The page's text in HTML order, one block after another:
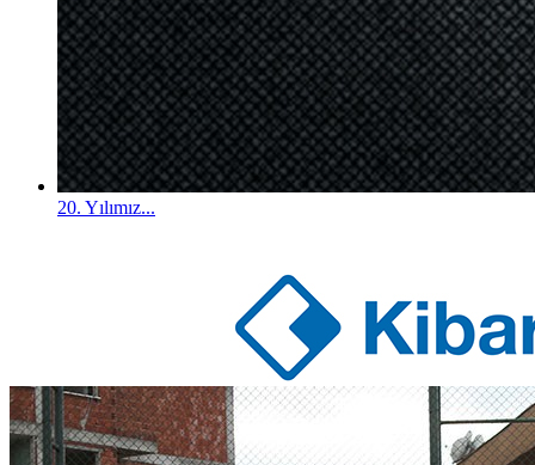
20. Yılımız...